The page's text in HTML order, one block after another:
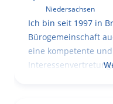
Niedersachsen
Ich bin seit 1997 in
Bürogemeinschaft
eine kompetente
Interessenvertretung,